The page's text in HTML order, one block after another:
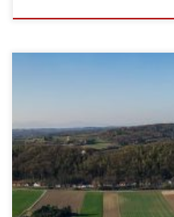
Dieses Panoramafoto entstand
verrechnet wurden. Die
cm mit 300 dpi Auflösung und